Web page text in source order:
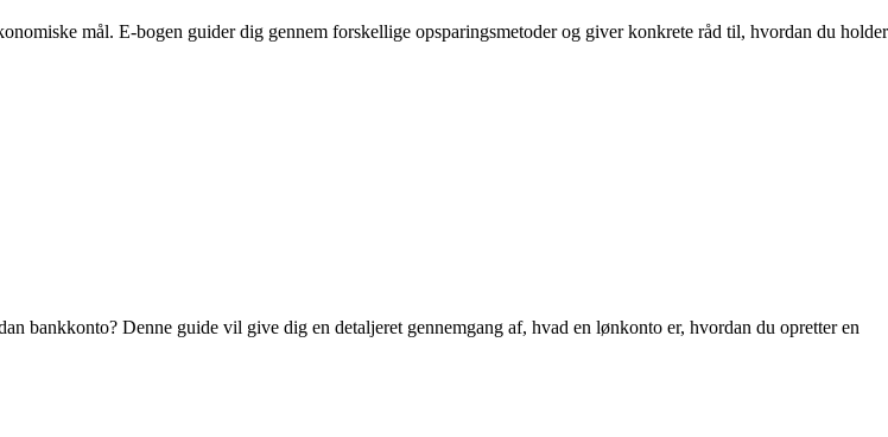
mål. E-bogen guider dig gennem forskellige opsparingsmetoder og giver konkrete råd til, hvordan du holder
bankkonto? Denne guide vil give dig en detaljeret gennemgang af, hvad en lønkonto er, hvordan du opretter en